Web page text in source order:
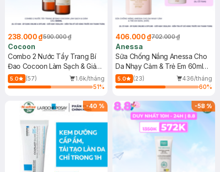
238.000 ₫590.000 ₫
Cocoon
Combo 2 Nước Tẩy Trang Bí
Đao Cocoon Làm Sạch & Giảm
Dầu 500ml
5.0 (57)
1.6k/tháng
51%
406.000 ₫702.000 ₫
Anessa
Sữa Chống Nắng Anessa Cho
Da Nhạy Cảm & Trẻ Em 60ml
(Mới)
5.0 (23)
436/tháng
60%
-40 % -58%